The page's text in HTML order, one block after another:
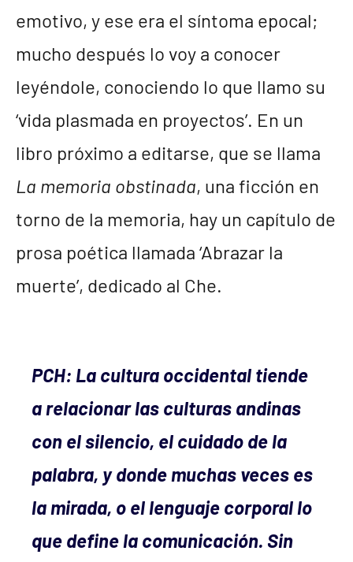
emotivo, y ese era el síntoma epocal;
mucho después lo voy a conocer
leyéndole, conociendo lo que llamo su
‘vida plasmada en proyectos’. En un
libro próximo a editarse, que se llama
La memoria obstinada, una ficción en
torno de la memoria, hay un capítulo de
prosa poética llamada ‘Abrazar la
muerte’, dedicado al Che.
PCH: La cultura occidental tiende
a relacionar las culturas andinas
con el silencio, el cuidado de la
palabra, y donde muchas veces es
la mirada, o el lenguaje corporal lo
que define la comunicación. Sin